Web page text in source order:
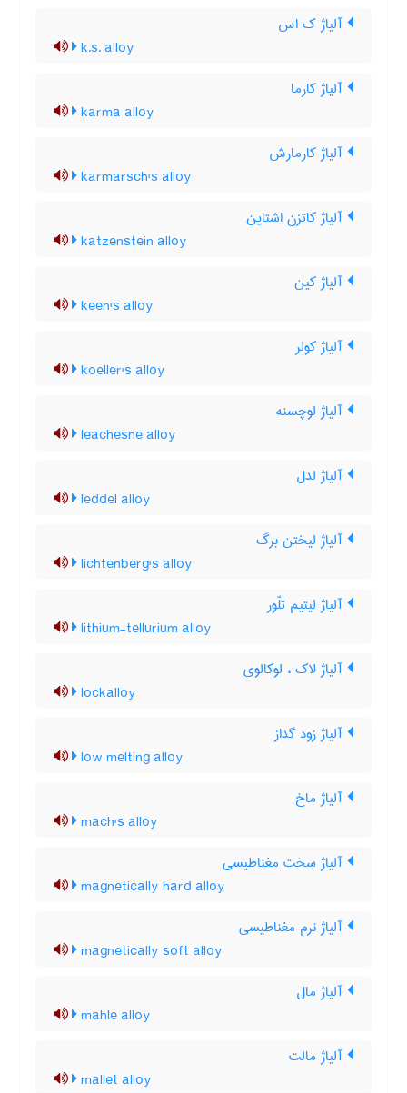
آلیاژ ک اس
k.s. alloy
آلیاژ کارما
karma alloy
آلیاژ کارمارش
karmarsch's alloy
آلیاژ کاتزن اشتاین
katzenstein alloy
آلیاژ کین
keen's alloy
آلیاژ کولر
koeller's alloy
آلیاژ لوچسنه
leachesne alloy
آلیاژ لدل
leddel alloy
آلیاژ لیختن برگ
lichtenberg's alloy
آلیاژ لیتیم تلّور
lithium-tellurium alloy
آلیاژ لاک ، لوکالوی
lockalloy
آلیاژ زود گداز
low melting alloy
آلیاژ ماخ
mach's alloy
آلیاژ سخت مغناطیسی
magnetically hard alloy
آلیاژ نرم مغناطیسی
magnetically soft alloy
آلیاژ مال
mahle alloy
آلیاژ مالت
mallet alloy